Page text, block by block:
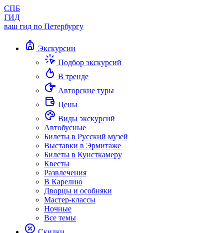
СПБ
ГИД
ваш гид по Петербургу
Экскурсии
Подбор экскурсий
В тренде
Авторские туры
Цены
Виды экскурсий
Автобусные
Билеты в Русский музей
Выставки в Эрмитаже
Билеты в Кунсткамеру
Квесты
Развлечения
В Карелию
Дворцы и особняки
Мастер-классы
Ночные
Все темы